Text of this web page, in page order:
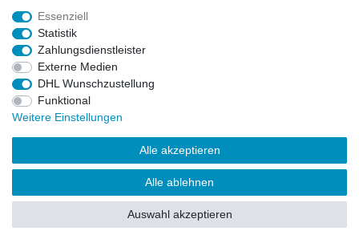
Alle Markennamen, Warenzeichen sowie sämtliche Produktbilder
und Beschreibungen sind Eigentum Ihrer rechtmäßigen
Eigentümer und dienen hier nur der Beschreibung.
Preise nur für registrierte Händler, ansonsten zeigt der Shop 0,00
€
LEGO, das LEGO Logo, die Minifigur, DUPLO, LEGENDS OF
CHIMA, NINJAGO, BIONICLE, MINDSTORMS und MIXELS sind
urheberrechtlich geschützte Markenzeichen der LEGO Gruppe.
Essenziell
Statistik
Zahlungsdienstleister
Externe Medien
DHL Wunschzustellung
Funktional
Weitere Einstellungen
Alle akzeptieren
Alle ablehnen
Auswahl akzeptieren